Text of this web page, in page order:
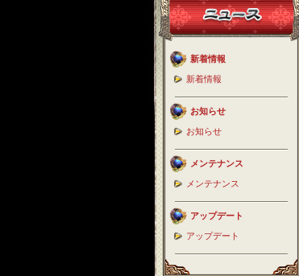
新着情報
新着情報
お知らせ
お知らせ
メンテナンス
メンテナンス
アップデート
アップデート